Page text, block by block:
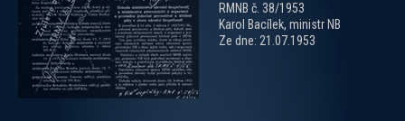
RMNB č. 38/1953
Karol Bacílek, ministr NB
Ze dne: 21.07.1953